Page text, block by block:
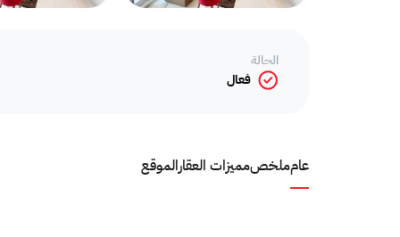
عامملخصمميزات العقارالموقع
الحالة
فعال